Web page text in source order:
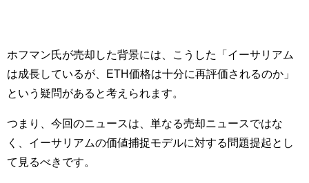
ホフマン氏が売却した背景には、こうした「イーサリアム
は成長しているが、ETH価格は十分に再評価されるのか」
という疑問があると考えられます。
つまり、今回のニュースは、単なる売却ニュースではな
く、イーサリアムの価値捕捉モデルに対する問題提起とし
て見るべきです。